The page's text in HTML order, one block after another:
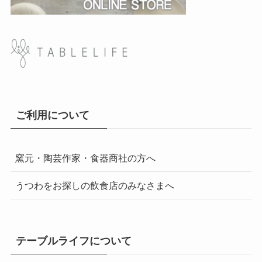
ご利用について
窯元・陶芸作家・食器商社の方へ
うつわをお探しの飲食店のみなさまへ
テーブルライフについて